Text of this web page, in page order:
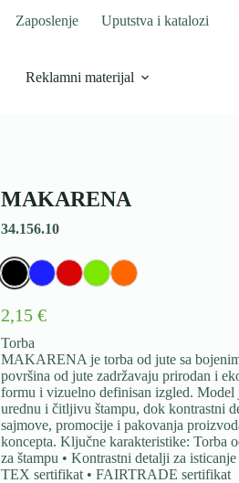
Zaposlenje Uputstva i katalozi
Reklamni materijal
MAKARENA
34.156.10
2,15 €
Torba
MAKARENA je torba od jute sa
površina od jute zadržavaju prirodan i
formu i vizuelno definisan izgled. Model
urednu i čitljivu štampu, dok kontrastni
sajmove, promocije i pakovanja
koncepta. Ključne karakteristike: Torba
za štampu • Kontrastni detalji za
TEX sertifikat • FAIRTRADE sertifikat